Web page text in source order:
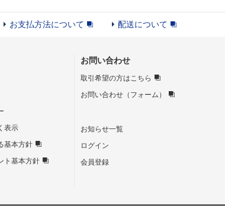
お支払方法について 配送について
表示
基本方針
ト基本方針
お問い合わせ
取引希望の方はこちら
お問い合わせ（フォーム）
お知らせ一覧
ログイン
会員登録